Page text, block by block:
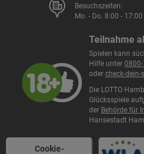
Besuchszeiten:
Mo. - Do. 8:00 -
Teilnahme
Spielen kann
Hilfe unter
oder check-dein-
Die LOTTO
Glücksspiele
der Behörde für
Hansestadt
Cookie-